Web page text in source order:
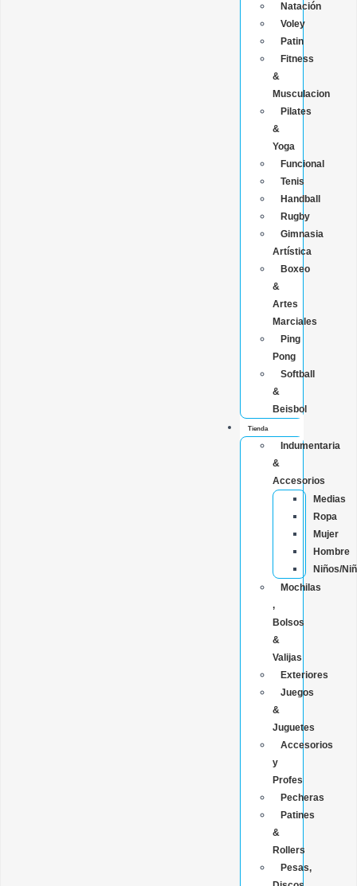
Natación
Voley
Patin
Fitness
&
Musculacion
Pilates
&
Yoga
Funcional
Tenis
Handball
Rugby
Gimnasia
Artística
Boxeo
&
Artes
Marciales
Ping
Pong
Softball
&
Beisbol
Tienda
Indumentaria
&
Accesorios
Medias
Ropa
Mujer
Hombre
Niños/
Mochilas
,
Bolsos
&
Valijas
Exteriores
Juegos
&
Juguetes
Accesorios
y
Profes
Pecheras
Patines
&
Rollers
Pesas,